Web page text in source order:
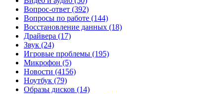
Вопрос-ответ (392)
Вопросы по работе (144)
Восстановление данных (18)
Драйвера (17)
Звук (24)
Игровые проблемы (195)
Микрофон (5)
Новости (4156)
Ноутбук (79)
Образы дисков (14)